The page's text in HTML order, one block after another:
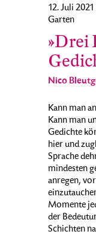
12. Juli
Garten
»Drei
Nico
Kann man
Kann man
Gedichte
hier und
Sprache
mindesten
anregen,
Momente
der
Schichten